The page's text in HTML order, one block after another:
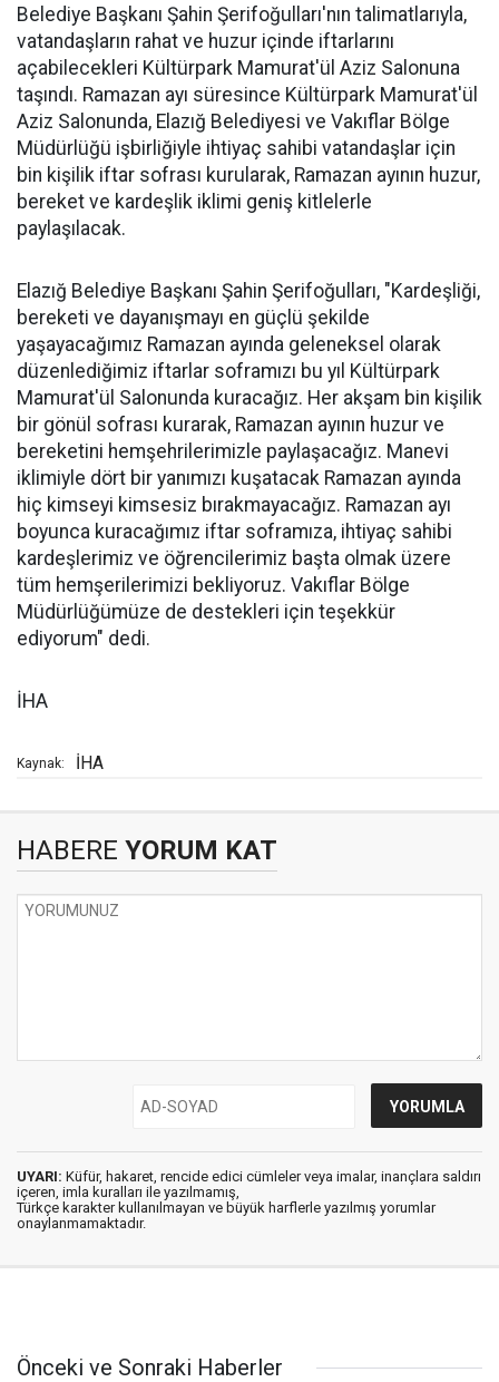
Belediye Başkanı Şahin Şerifoğulları'nın talimatlarıyla,
vatandaşların rahat ve huzur içinde iftarlarını
açabilecekleri Kültürpark Mamurat'ül Aziz Salonuna
taşındı. Ramazan ayı süresince Kültürpark Mamurat'ül
Aziz Salonunda, Elazığ Belediyesi ve Vakıflar Bölge
Müdürlüğü işbirliğiyle ihtiyaç sahibi vatandaşlar için
bin kişilik iftar sofrası kurularak, Ramazan ayının huzur,
bereket ve kardeşlik iklimi geniş kitlelerle
paylaşılacak.
Elazığ Belediye Başkanı Şahin Şerifoğulları, "Kardeşliği,
bereketi ve dayanışmayı en güçlü şekilde
yaşayacağımız Ramazan ayında geleneksel olarak
düzenlediğimiz iftarlar soframızı bu yıl Kültürpark
Mamurat'ül Salonunda kuracağız. Her akşam bin kişilik
bir gönül sofrası kurarak, Ramazan ayının huzur ve
bereketini hemşehrilerimizle paylaşacağız. Manevi
iklimiyle dört bir yanımızı kuşatacak Ramazan ayında
hiç kimseyi kimsesiz bırakmayacağız. Ramazan ayı
boyunca kuracağımız iftar soframıza, ihtiyaç sahibi
kardeşlerimiz ve öğrencilerimiz başta olmak üzere
tüm hemşerilerimizi bekliyoruz. Vakıflar Bölge
Müdürlüğümüze de destekleri için teşekkür
ediyorum" dedi.
İHA
Kaynak: İHA
HABERE YORUM KAT
UYARI: Küfür, hakaret, rencide edici cümleler veya imalar, inançlara saldırı
içeren, imla kuralları ile yazılmamış,
Türkçe karakter kullanılmayan ve büyük harflerle yazılmış yorumlar
onaylanmamaktadır.
Önceki ve Sonraki Haberler